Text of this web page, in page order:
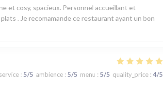
et cosy, spacieux. Personnel accueillant et
. Je recomamande ce restaurant ayant un bon
service : 5/5 ambience : 5/5 menu : 5/5 quality_price : 4/5